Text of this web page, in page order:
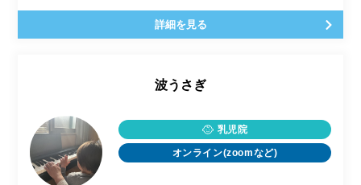
詳細を見る
波うさぎ
乳児院
オンライン(zoomなど)